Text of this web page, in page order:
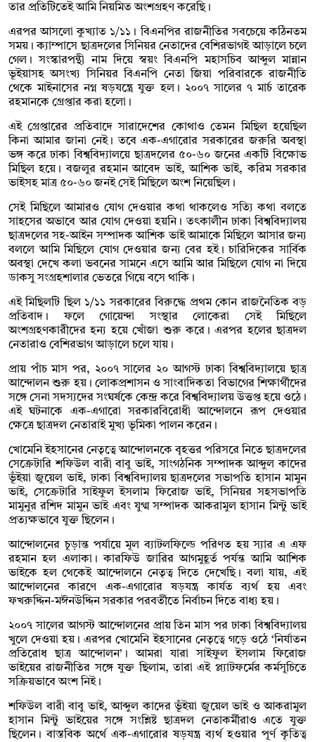
তার প্রতিটিতেই আমি নিয়মিত অংশগ্রহণ করেছি।
এরপর আসলো কুখ্যাত ১/১১। বিএনপির রাজনীতির সবচেয়ে কঠিনতম
সময়। ক্যাম্পাসে ছাত্রদলের সিনিয়র নেতাদের বেশিরভাগই আড়ালে চলে
গেল। সংস্কারপন্থী নাম দিয়ে স্বয়ং বিএনপি মহাসচিব আব্দুল মান্নান
ভূইয়াসহ অসংখ্য সিনিয়র বিএনপি নেতা জিয়া পরিবারকে রাজনীতি
থেকে মাইনাসের নগ্ন ষড়যন্ত্রে যুক্ত হল। ২০০৭ সালের ৭ মার্চ তারেক
রহমানকে গ্রেপ্তার করা হলো।
এই গ্রেপ্তারের প্রতিবাদে সারাদেশের কোথাও তেমন মিছিল হয়েছিল
কিনা আমার জানা নেই। তবে এক-এগারোর সরকারের জরুরি অবস্থা
ভঙ্গ করে ঢাকা বিশ্ববিদ্যালয়ে ছাত্রদলের ৫০-৬০ জনের একটি বিক্ষোভ
মিছিল হয়ে। বজলুর রহমান আবেদ ভাই, আশিক ভাই, করিম সরকার
ভাইসহ মাত্র ৫০-৬০ জনই সেই মিছিলে অংশ নিয়েছিল।
সেই মিছিলে আমারও যোগ দেওয়ার কথা থাকলেও সত্যি কথা বলতে
সাহসের অভাবে আর যোগ দেওয়া হয়নি। তৎকালীন ঢাকা বিশ্ববিদ্যালয়
ছাত্রদলের সহ-আইন সম্পাদক আশিক ভাই আমাকে মিছিলে আসার জন্য
বললে আমি মিছিলে যোগ দেওয়ার জন্য বের হই। চারিদিকের সার্বিক
অবস্থা দেখে কলা ভবনের সামনে এসে আমি আর মিছিলে যোগ না দিয়ে
ডাকসু সংগ্রহশালার ভেতরে গিয়ে বসে থাকি।
এই মিছিলটি ছিল ১/১১ সরকারের বিরুদ্ধে প্রথম কোন রাজনৈতিক বড়
প্রতিবাদ। ফলে গোয়েন্দা সংস্থার লোকেরা সেই মিছিলে
অংশগ্রহণকারীদের হন্য হয়ে খোঁজা শুরু করে। এরপর হলের ছাত্রদল
নেতারাও বেশিরভাগ আড়ালে চলে যায়।
প্রায় পাঁচ মাস পর, ২০০৭ সালের ২০ আগস্ট ঢাকা বিশ্ববিদ্যালয়ে ছাত্র
আন্দোলন শুরু হয়। লোকপ্রশাসন ও সাংবাদিকতা বিভাগের শিক্ষার্থীদের
সঙ্গে সেনা সদস্যদের সংঘর্ষকে কেন্দ্র করে বিশ্ববিদ্যালয় উত্তপ্ত হয়ে ওঠে।
এই ঘটনাকে এক-এগারো সরকারবিরোধী আন্দোলনে রূপ দেওয়ার
ক্ষেত্রে ছাত্রদল নেতারাই মুখ্য ভূমিকা পালন করেন।
খোমেনি ইহসানের নেতৃত্বে আন্দোলনকে বৃহত্তর পরিসরে নিতে ছাত্রদলের
সেক্রেটারি শফিউল বারী বাবু ভাই, সাংগঠনিক সম্পাদক আব্দুল কাদের
ভূঁইয়া জুয়েল ভাই, ঢাকা বিশ্ববিদ্যালয় ছাত্রদলের সভাপতি হাসান মামুন
ভাই, সেক্রেটারি সাইফুল ইসলাম ফিরোজ ভাই, সিনিয়র সহসভাপতি
মামুনুর রশিদ মামুন ভাই এবং যুগ্ম সম্পাদক আকরামুল হাসান মিন্টু ভাই
প্রত্যক্ষভাবে যুক্ত ছিলেন।
আন্দোলনের চূড়ান্ত পর্যায়ে মূল ব্যাটলফিল্ডে পরিণত হয় স্যার এ এফ
রহমান হল এলাকা। কারফিউ জারির আগমুহূর্ত পর্যন্ত আমি আশিক
ভাইকে হল থেকেই আন্দোলনে নেতৃত্ব দিতে দেখেছি। বলা যায়, এই
আন্দোলনের কারণে এক-এগারোর ষড়যন্ত্র কার্যত ব্যর্থ হয় এবং
ফখরুদ্দিন-মঈনউদ্দিন সরকার পরবর্তীতে নির্বাচন দিতে বাধ্য হয়।
২০০৭ সালের আগস্ট আন্দোলনের প্রায় তিন মাস পর ঢাকা বিশ্ববিদ্যালয়
খুলে দেওয়া হয়। এরপর খোমেনি ইহসানের নেতৃত্বে গড়ে ওঠে ‘নির্যাতন
প্রতিরোধ ছাত্র আন্দোলন’। আমরা যারা সাইফুল ইসলাম ফিরোজ
ভাইয়ের রাজনীতির সঙ্গে যুক্ত ছিলাম, তারা এই প্ল্যাটফর্মের কর্মসূচিতে
সক্রিয়ভাবে অংশ নিই।
শফিউল বারী বাবু ভাই, আব্দুল কাদের ভূঁইয়া জুয়েল ভাই ও আকরামুল
হাসান মিন্টু ভাইয়ের সঙ্গে সংশ্লিষ্ট ছাত্রদল নেতাকর্মীরাও এতে যুক্ত
ছিলেন। বাস্তবিক অর্থে এক-এগারোর ষড়যন্ত্র ব্যর্থ হওয়ার পূর্ণ কৃতিত্ব